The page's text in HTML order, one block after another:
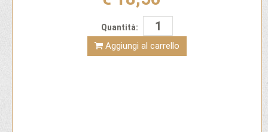
Quantità:
Aggiungi al carrello